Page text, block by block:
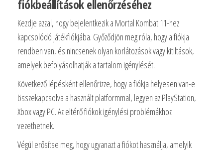
fiókbeállítások ellenőrzéséhez
Kezdje azzal, hogy bejelentkezik a Mortal Kombat 11-hez
kapcsolódó játékfiókjába. Győződjön meg róla, hogy a fiókja
rendben van, és nincsenek olyan korlátozások vagy kitiltások,
amelyek befolyásolhatják a tartalom igénylését.
Következő lépésként ellenőrizze, hogy a fiókja helyesen van-e
összekapcsolva a használt platformmal, legyen az PlayStation,
Xbox vagy PC. Az eltérő fiókok igénylési problémákhoz
vezethetnek.
Végül erősítse meg, hogy ugyanazt a fiókot használja, amelyik